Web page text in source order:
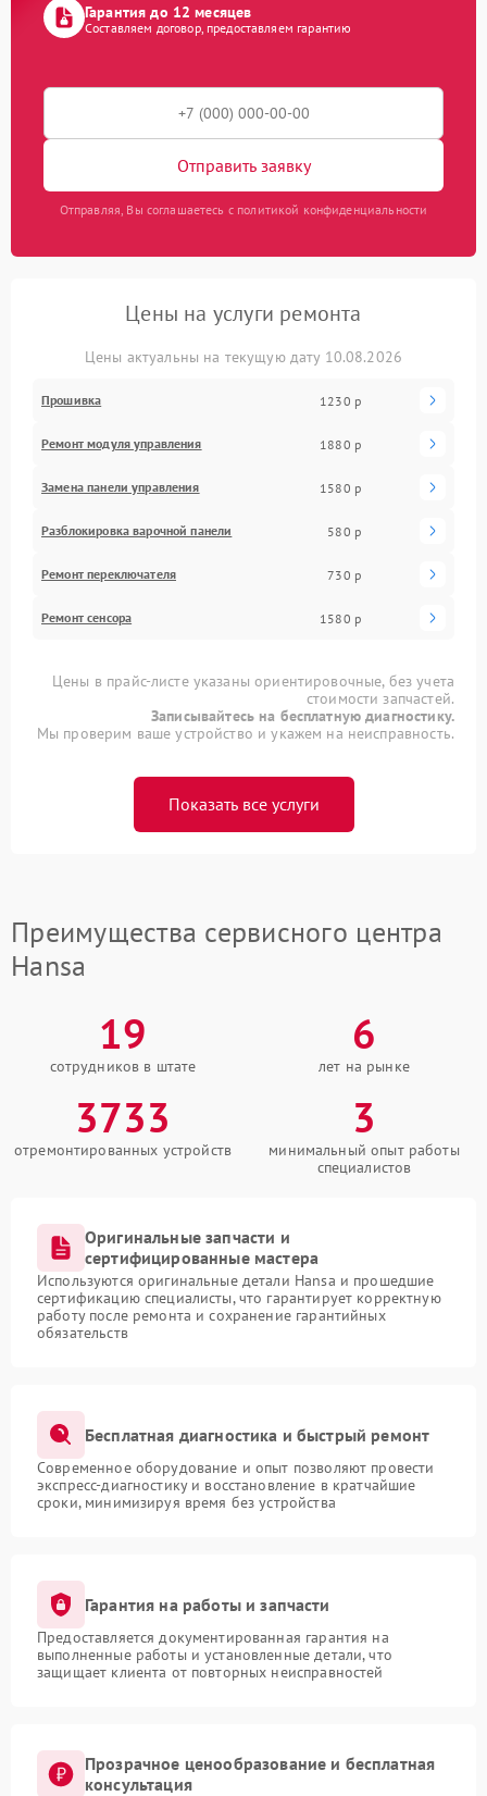
Гарантия до 12 месяцев
Составляем договор, предоставляем гарантию
Отправить заявку
Отправляя, Вы соглашаетесь с политикой конфиденциальности
Цены на услуги ремонта
Цены актуальны на текущую дату 10.08.2026
Прошивка 1230 р
Ремонт модуля управления 1880 р
Замена панели управления 1580 р
Разблокировка варочной панели 580 р
Ремонт переключателя 730 р
Ремонт сенсора 1580 р
Цены в прайс-листе указаны ориентировочные, без учета
стоимости запчастей.
Записывайтесь на бесплатную диагностику.
Мы проверим ваше устройство и укажем на неисправность.
Показать все услуги
Преимущества сервисного центра
Hansa
19
сотрудников в штате
6
лет на рынке
3733
отремонтированных устройств
3
минимальный опыт работы
специалистов
Оригинальные запчасти и
сертифицированные мастера
Используются оригинальные детали Hansa и прошедшие
сертификацию специалисты, что гарантирует корректную
работу после ремонта и сохранение гарантийных
обязательств
Бесплатная диагностика и быстрый ремонт
Современное оборудование и опыт позволяют провести
экспресс-диагностику и восстановление в кратчайшие
сроки, минимизируя время без устройства
Гарантия на работы и запчасти
Предоставляется документированная гарантия на
выполненные работы и установленные детали, что
защищает клиента от повторных неисправностей
Прозрачное ценообразование и бесплатная
консультация